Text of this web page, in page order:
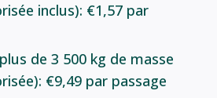
inclus): €1,57 par
de 3 500 kg de masse
€9,49 par passage